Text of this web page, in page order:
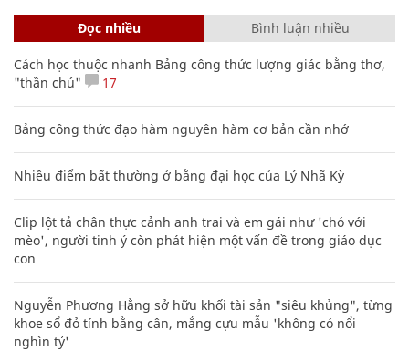
Đọc nhiều Bình luận nhiều
Cách học thuộc nhanh Bảng công thức lượng giác bằng thơ,
"thần chú"
17
Bảng công thức đạo hàm nguyên hàm cơ bản cần nhớ
Nhiều điểm bất thường ở bằng đại học của Lý Nhã Kỳ
Clip lột tả chân thực cảnh anh trai và em gái như 'chó với
mèo', người tinh ý còn phát hiện một vấn đề trong giáo dục
con
Nguyễn Phương Hằng sở hữu khối tài sản "siêu khủng", từng
khoe sổ đỏ tính bằng cân, mắng cựu mẫu 'không có nổi
nghìn tỷ'